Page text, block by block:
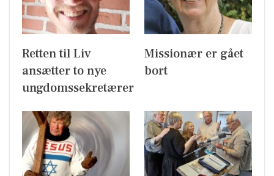
Retten til Liv
ansætter to nye
ungdomssekretærer
Missionær er gået
bort